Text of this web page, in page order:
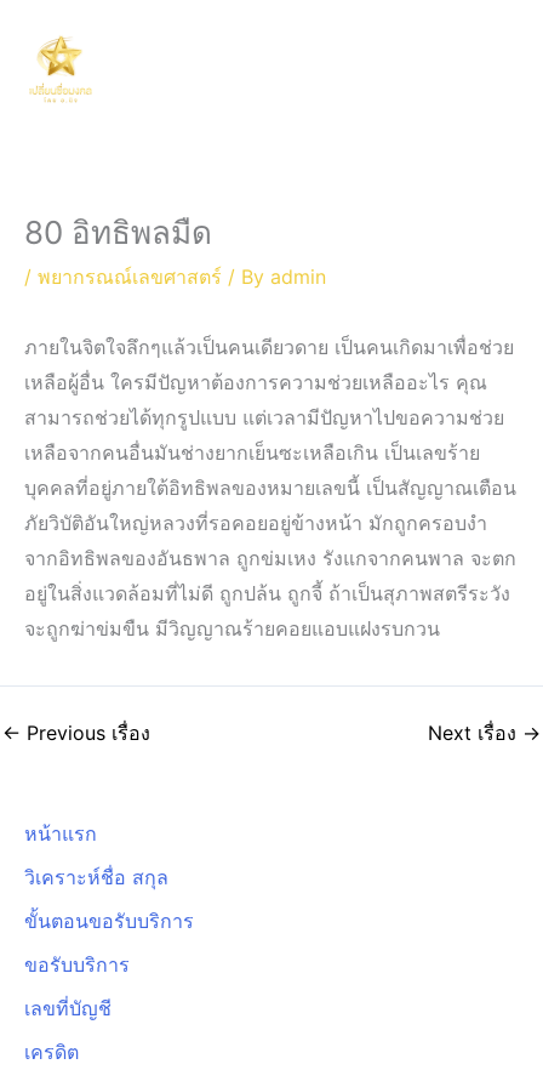
content
80 อิทธิพลมืด
/ พยากรณณ์เลขศาสตร์ / By admin
ภายในจิตใจลึกๆแล้วเป็นคนเดียวดาย เป็นคนเกิดมาเพื่อช่วย
เหลือผู้อื่น ใครมีปัญหาต้องการความช่วยเหลืออะไร คุณ
สามารถช่วยได้ทุกรูปแบบ แต่เวลามีปัญหาไปขอความช่วย
เหลือจากคนอื่นมันช่างยากเย็นซะเหลือเกิน เป็นเลขร้าย
บุคคลที่อยู่ภายใต้อิทธิพลของหมายเลขนี้ เป็นสัญญาณเตือน
ภัยวิบัติอันใหญ่หลวงที่รอคอยอยู่ข้างหน้า มักถูกครอบงำ
จากอิทธิพลของอันธพาล ถูกข่มเหง รังแกจากคนพาล จะตก
อยู่ในสิ่งแวดล้อมที่ไม่ดี ถูกปล้น ถูกจี้ ถ้าเป็นสุภาพสตรีระวัง
จะถูกฆ่าข่มขืน มีวิญญาณร้ายคอยแอบแฝงรบกวน
← Previous เรื่อง Next เรื่อง →
หน้าแรก
วิเคราะห์ชื่อ สกุล
ขั้นตอนขอรับบริการ
ขอรับบริการ
เลขที่บัญชี
เครดิต